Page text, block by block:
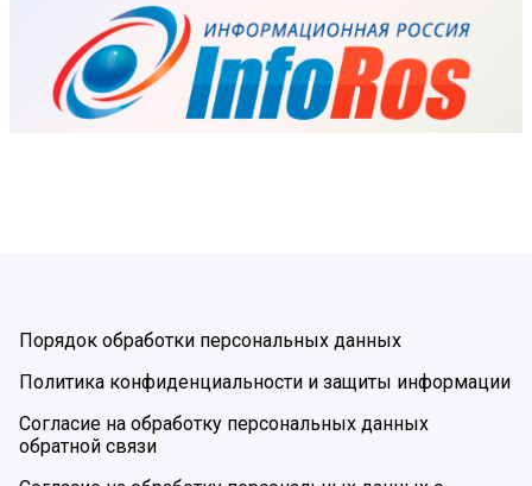
Порядок обработки персональных данных
Политика конфиденциальности и защиты информации
Согласие на обработку персональных данных
обратной связи